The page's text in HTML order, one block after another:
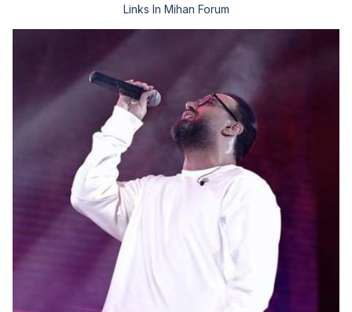
Links In Mihan Forum